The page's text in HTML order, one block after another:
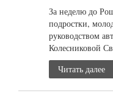
За неделю до
подростки,
руководством
Колесниковой
Читать далее